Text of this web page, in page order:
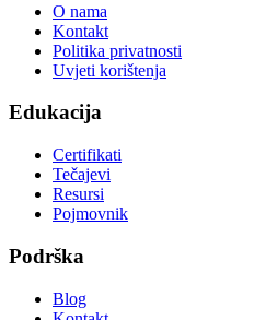
O nama
Kontakt
Politika privatnosti
Uvjeti korištenja
Edukacija
Certifikati
Tečajevi
Resursi
Pojmovnik
Podrška
Blog